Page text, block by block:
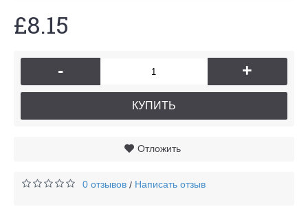
£8.15
- +
КУПИТЬ
Отложить
0 отзывов / Написать отзыв